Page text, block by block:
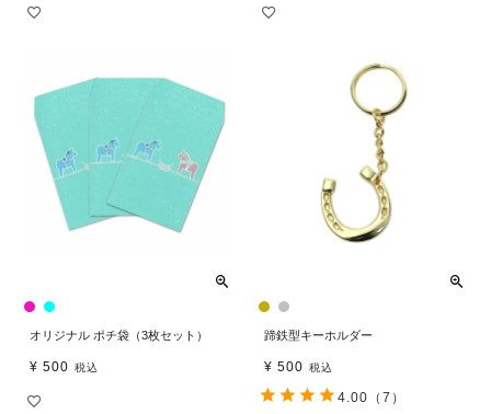
オリジナル ポチ袋（3枚セット）
¥ 500 税込
蹄鉄型キーホルダー
¥ 500 税込
4.00 （7）